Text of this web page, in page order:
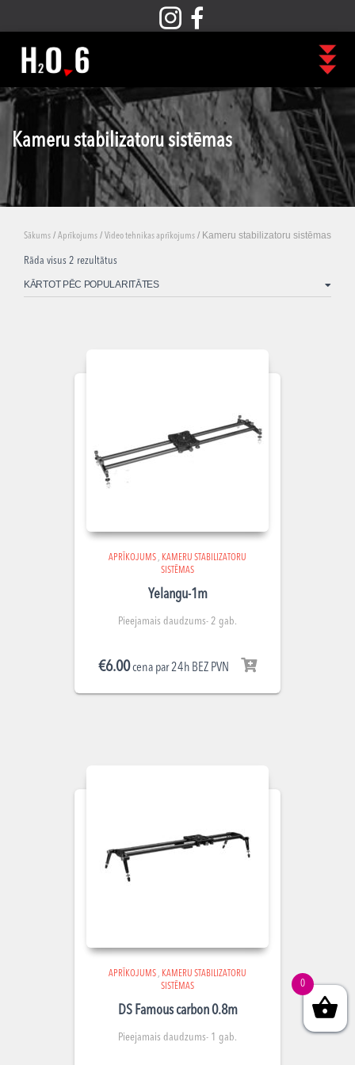
Kameru stabilizatoru sistēmas
Sākums / Aprīkojums / Video tehnikas aprīkojums / Kameru stabilizatoru sistēmas
Rāda visus 2 rezultātus
APRĪKOJUMS , KAMERU STABILIZATORU
SISTĒMAS
Yelangu-1m
Pieejamais daudzums- 2 gab.
€6.00cena par 24h BEZ PVN
APRĪKOJUMS , KAMERU STABILIZATORU
SISTĒMAS
DS Famous carbon 0.8m
Pieejamais daudzums- 1 gab.
0